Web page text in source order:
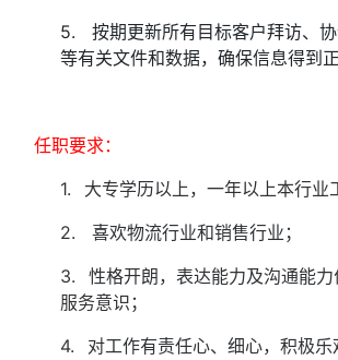
5. 按期更新所有目标客户拜访、
等有关文件和数据，确保信息得到正
任职要求：
1.
大专学历以上，一年以上本行业
2. 喜欢物流行业和销售行业；
3.
性格开朗，表达能力及沟通能
服务意识；
4.
对工作有责任心、细心，积极乐